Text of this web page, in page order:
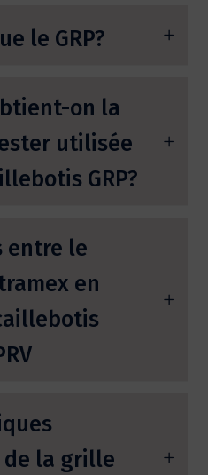
le GRP?
on la
utilisée
GRP?
entre le
en
la grille